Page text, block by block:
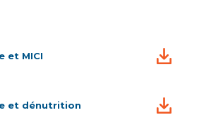
et MICI
et dénutrition